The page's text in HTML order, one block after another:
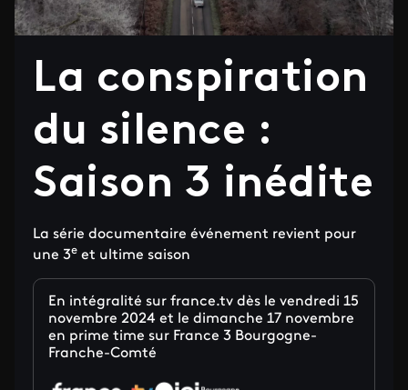
La conspiration
du silence :
Saison 3 inédite
La série documentaire événement revient pour
une 3e et ultime saison
En intégralité sur france.tv dès le vendredi 15
novembre 2024 et le dimanche 17 novembre
en prime time sur France 3 Bourgogne-
Franche-Comté